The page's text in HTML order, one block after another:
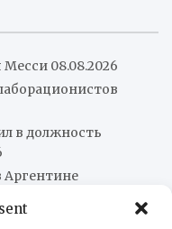
Месси 08.08.2026
в должность
груз — 5 000